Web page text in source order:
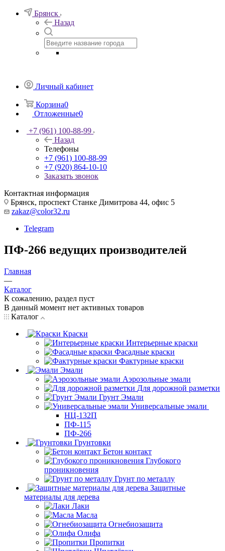
Брянск
Назад
Личный кабинет
Корзина0
Отложенные0
+7 (961) 100-88-99
Назад
Телефоны
+7 (961) 100-88-99
+7 (920) 864-10-10
Заказать звонок
Контактная информация
Брянск, проспект Станке Димитрова 44, офис 5
zakaz@color32.ru
Telegram
ПФ-266 ведущих производителей
Главная
—
Каталог
К сожалению, раздел пуст
В данный момент нет активных товаров
Каталог
Краски
Интерьерные краски
Фасадные краски
Фактурные краски
Эмали
Аэрозольные эмали
Для дорожной разметки
Грунт Эмали
Универсальные эмали
НЦ-132П
ПФ-115
ПФ-266
Грунтовки
Бетон контакт
Глубокого
проникновения
Грунт по металлу
Защитные
материалы для дерева
Лаки
Масла
Огнебиозащита
Олифа
Пропитки